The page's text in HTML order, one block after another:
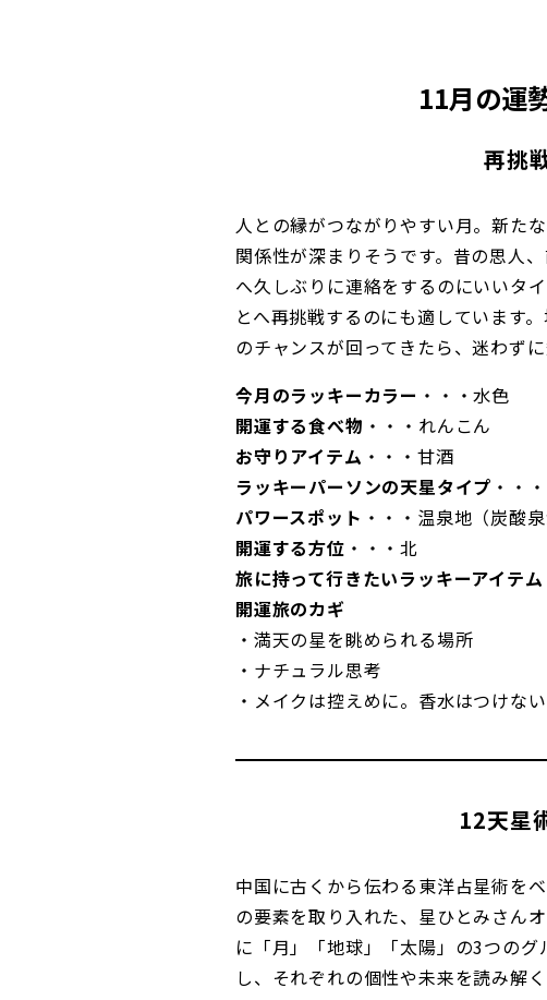
11月の運
再挑
人との縁がつながりやすい月。新た
関係性が深まりそうです。昔の思人
へ久しぶりに連絡をするのにいいタ
とへ再挑戦するのにも適しています
のチャンスが回ってきたら、迷わず
今月のラッキーカラー ・・・水色
開運する食べ物 ・・・れんこん
お守りアイテム ・・・甘酒
ラッキーパーソンの天星タイプ ・・
パワースポット ・・・温泉地（炭酸
開運する方位 ・・・北
旅に持って行きたいラッキーアイテム
開運旅のカギ
・満天の星を眺められる場所
・ナチュラル思考
・メイクは控えめに。香水はつけな
12天星
中国に古くから伝わる東洋占星術を
の要素を取り入れた、星ひとみさん
に「月」「地球」「太陽」の3つの
し、それぞれの個性や未来を読み解く